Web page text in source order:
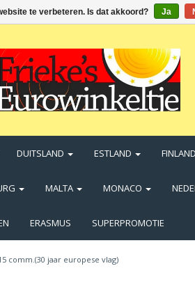
DUITSLAND ESTLAND FINLAND
MALTA MONACO
ERASMUS SUPERPROMOTIE
comm.(30 jaar europese vlag)
te verbeteren. Is dat akkoord? Ja